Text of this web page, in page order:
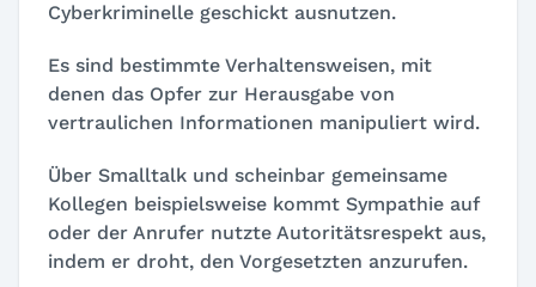
Cyberkriminelle geschickt ausnutzen.
Es sind bestimmte Verhaltensweisen, mit
denen das Opfer zur Herausgabe von
vertraulichen Informationen manipuliert wird.
Über Smalltalk und scheinbar gemeinsame
Kollegen beispielsweise kommt Sympathie auf
oder der Anrufer nutzte Autoritätsrespekt aus,
indem er droht, den Vorgesetzten anzurufen.